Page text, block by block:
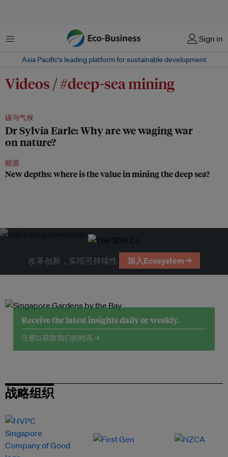
菜单 Sign in
Asia Pacific‘s leading platform for sustainable development
Videos / #deep-sea mining
碳与气候
Dr Sylvia Earle: Why are we waging war
on nature?
能源
New depths: where is the value in mining the deep sea?
改革创新，实现可持续性 加入Ecosystem →
Receive the latest insights daily or weekly.
注册以获取我们的时讯 →
战略组织